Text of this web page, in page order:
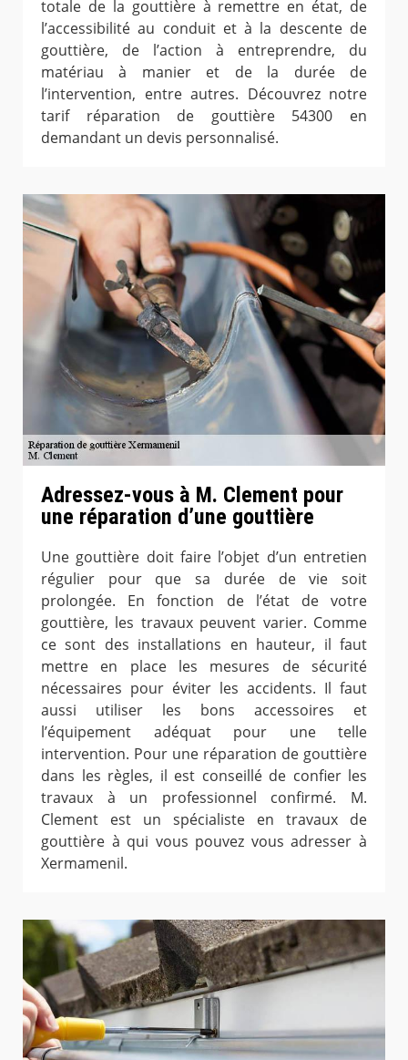
totale de la gouttière à remettre en état, de
l’accessibilité au conduit et à la descente de
gouttière, de l’action à entreprendre, du
matériau à manier et de la durée de
l’intervention, entre autres. Découvrez notre
tarif réparation de gouttière 54300 en
demandant un devis personnalisé.
Adressez-vous à M. Clement pour
une réparation d’une gouttière
Une gouttière doit faire l’objet d’un entretien
régulier pour que sa durée de vie soit
prolongée. En fonction de l’état de votre
gouttière, les travaux peuvent varier. Comme
ce sont des installations en hauteur, il faut
mettre en place les mesures de sécurité
nécessaires pour éviter les accidents. Il faut
aussi utiliser les bons accessoires et
l’équipement adéquat pour une telle
intervention. Pour une réparation de gouttière
dans les règles, il est conseillé de confier les
travaux à un professionnel confirmé. M.
Clement est un spécialiste en travaux de
gouttière à qui vous pouvez vous adresser à
Xermamenil.